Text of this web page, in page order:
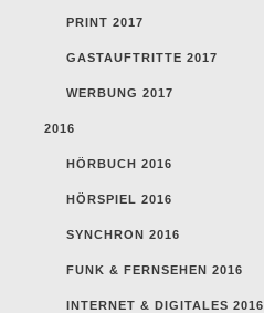
PRINT 2017
GASTAUFTRITTE 2017
WERBUNG 2017
2016
HÖRBUCH 2016
HÖRSPIEL 2016
SYNCHRON 2016
FUNK & FERNSEHEN 2016
INTERNET & DIGITALES 2016